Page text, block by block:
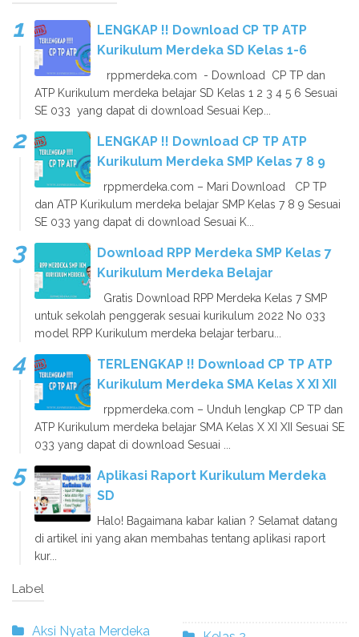
LENGKAP !! Download CP TP ATP
Kurikulum Merdeka SD Kelas 1-6
rppmerdeka.com - Download CP TP dan
ATP Kurikulum merdeka belajar SD Kelas 1 2 3 4 5 6 Sesuai
SE 033 yang dapat di download Sesuai Kep...
LENGKAP !! Download CP TP ATP
Kurikulum Merdeka SMP Kelas 7 8 9
rppmerdeka.com – Mari Download CP TP
dan ATP Kurikulum merdeka belajar SMP Kelas 7 8 9 Sesuai
SE 033 yang dapat di download Sesuai K...
Download RPP Merdeka SMP Kelas 7
Kurikulum Merdeka Belajar
Gratis Download RPP Merdeka Kelas 7 SMP
untuk sekolah penggerak sesuai kurikulum 2022 No 033
model RPP Kurikulum merdeka belajar terbaru...
TERLENGKAP !! Download CP TP ATP
Kurikulum Merdeka SMA Kelas X XI XII
rppmerdeka.com – Unduh lengkap CP TP dan
ATP Kurikulum merdeka belajar SMA Kelas X XI XII Sesuai SE
033 yang dapat di download Sesuai ...
Aplikasi Raport Kurikulum Merdeka
SD
Halo! Bagaimana kabar kalian ? Selamat datang
di artikel ini yang akan membahas tentang aplikasi raport
kur...
Label
Aksi Nyata Merdeka